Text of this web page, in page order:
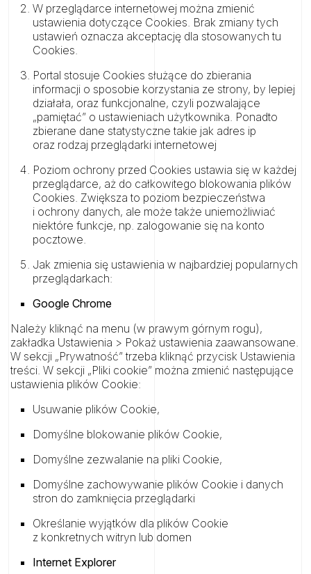
W przeglądarce internetowej można zmienić
ustawienia dotyczące Cookies. Brak zmiany tych
ustawień oznacza akceptację dla stosowanych tu
Cookies.
Portal stosuje Cookies służące do zbierania
informacji o sposobie korzystania ze strony, by lepiej
działała, oraz funkcjonalne, czyli pozwalające
„pamiętać” o ustawieniach użytkownika. Ponadto
zbierane dane statystyczne takie jak adres ip
oraz rodzaj przeglądarki internetowej
Poziom ochrony przed Cookies ustawia się w każdej
przeglądarce, aż do całkowitego blokowania plików
Cookies. Zwiększa to poziom bezpieczeństwa
i ochrony danych, ale może także uniemożliwiać
niektóre funkcje, np. zalogowanie się na konto
pocztowe.
Jak zmienia się ustawienia w najbardziej popularnych
przeglądarkach:
Google Chrome
Należy kliknąć na menu (w prawym górnym rogu),
zakładka Ustawienia > Pokaż ustawienia zaawansowane.
W sekcji „Prywatność” trzeba kliknąć przycisk Ustawienia
treści. W sekcji „Pliki cookie” można zmienić następujące
ustawienia plików Cookie:
Usuwanie plików Cookie,
Domyślne blokowanie plików Cookie,
Domyślne zezwalanie na pliki Cookie,
Domyślne zachowywanie plików Cookie i danych
stron do zamknięcia przeglądarki
Określanie wyjątków dla plików Cookie
z konkretnych witryn lub domen
Internet Explorer